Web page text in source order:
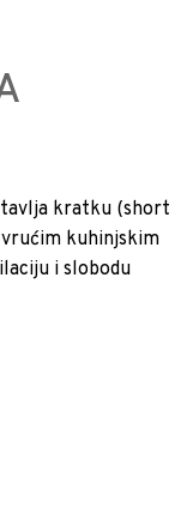
kratku (short
kuhinjskim
i slobodu